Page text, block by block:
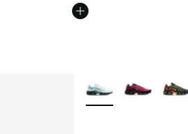
Plus de couleurs